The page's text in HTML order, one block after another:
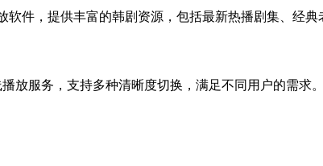
软件，提供丰富的韩剧资源，包括最新热播剧集、经
放服务，支持多种清晰度切换，满足不同用户的需